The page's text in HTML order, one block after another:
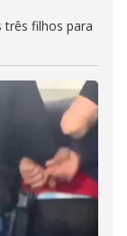
três filhos para